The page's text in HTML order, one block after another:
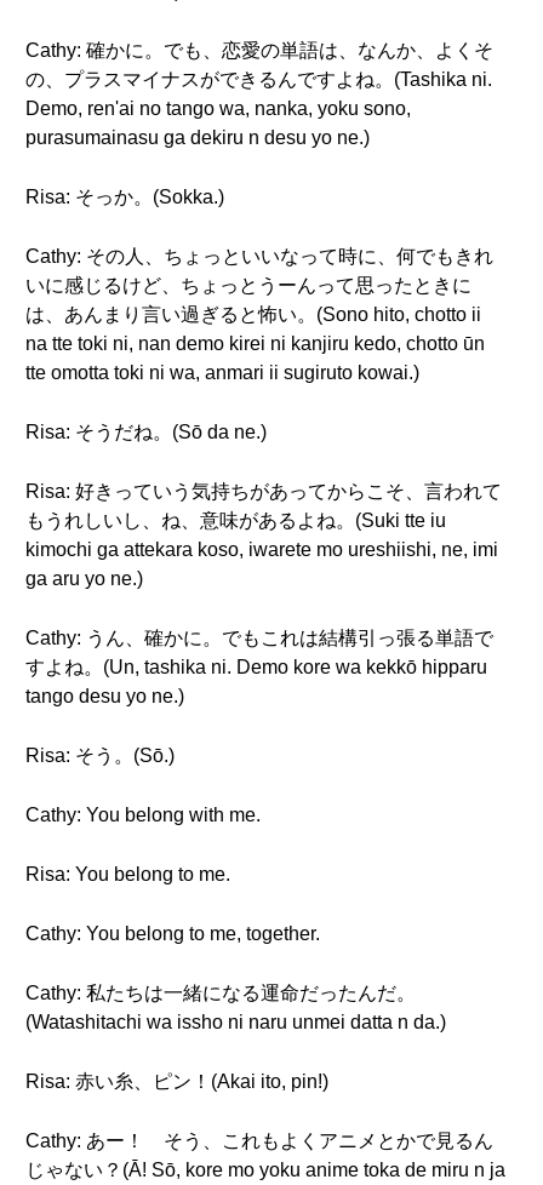
Cathy: 確かに。でも、恋愛の単語は、なんか、よくそ
の、プラスマイナスができるんですよね。(Tashika ni.
Demo, ren'ai no tango wa, nanka, yoku sono,
purasumainasu ga dekiru n desu yo ne.)
Risa: そっか。(Sokka.)
Cathy: その人、ちょっといいなって時に、何でもきれ
いに感じるけど、ちょっとうーんって思ったときに
は、あんまり言い過ぎると怖い。(Sono hito, chotto ii
na tte toki ni, nan demo kirei ni kanjiru kedo, chotto ūn
tte omotta toki ni wa, anmari ii sugiruto kowai.)
Risa: そうだね。(Sō da ne.)
Risa: 好きっていう気持ちがあってからこそ、言われて
もうれしいし、ね、意味があるよね。(Suki tte iu
kimochi ga attekara koso, iwarete mo ureshiishi, ne, imi
ga aru yo ne.)
Cathy: うん、確かに。でもこれは結構引っ張る単語で
すよね。(Un, tashika ni. Demo kore wa kekkō hipparu
tango desu yo ne.)
Risa: そう。(Sō.)
Cathy: You belong with me.
Risa: You belong to me.
Cathy: You belong to me, together.
Cathy: 私たちは一緒になる運命だったんだ。
(Watashitachi wa issho ni naru unmei datta n da.)
Risa: 赤い糸、ピン！(Akai ito, pin!)
Cathy: あー！ そう、これもよくアニメとかで見るん
じゃない？(Ā! Sō, kore mo yoku anime toka de miru n ja